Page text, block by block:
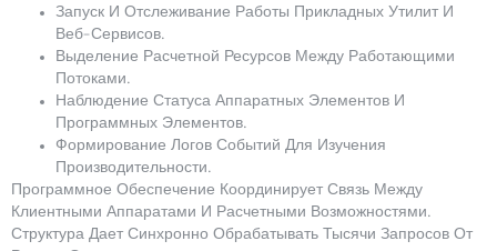
Запуск И Отслеживание Работы Прикладных Утилит И
Веб-Сервисов.
Выделение Расчетной Ресурсов Между Работающими
Потоками.
Наблюдение Статуса Аппаратных Элементов И
Программных Элементов.
Формирование Логов Событий Для Изучения
Производительности.
Программное Обеспечение Координирует Связь Между
Клиентными Аппаратами И Расчетными Возможностями.
Структура Дает Синхронно Обрабатывать Тысячи Запросов От